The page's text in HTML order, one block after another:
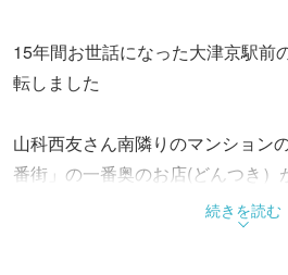
15年間お世話になった大津京駅前
転しました
山科西友さん南隣りのマンション
番街」の一番奥のお店(どんつき
かりにくいので「アクセスページ
話いただければご案内いたします
続きを読む